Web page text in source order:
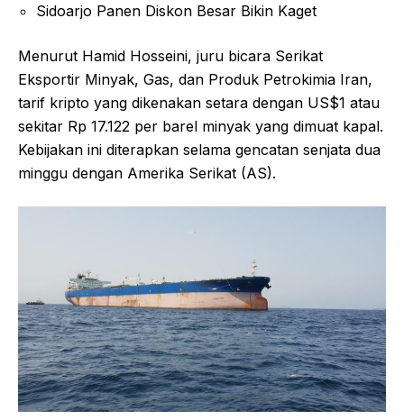
Sidoarjo Panen Diskon Besar Bikin Kaget
Menurut Hamid Hosseini, juru bicara Serikat
Eksportir Minyak, Gas, dan Produk Petrokimia Iran,
tarif kripto yang dikenakan setara dengan US$1 atau
sekitar Rp 17.122 per barel minyak yang dimuat kapal.
Kebijakan ini diterapkan selama gencatan senjata dua
minggu dengan Amerika Serikat (AS).